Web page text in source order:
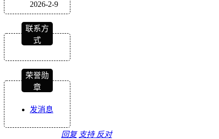
2026-2-9
联系方
式
荣誉勋
章
发消息
回复 支持 反对